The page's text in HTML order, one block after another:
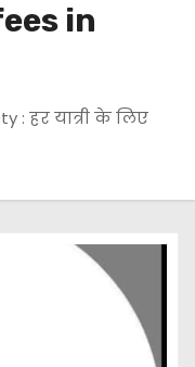
in
: हर यात्री के लिए